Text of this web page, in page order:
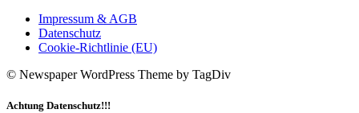
Impressum & AGB
Datenschutz
Cookie-Richtlinie (EU)
© Newspaper WordPress Theme by TagDiv
Achtung Datenschutz!!!